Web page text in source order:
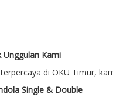
Unggulan Kami
di OKU Timur,
Single & Double